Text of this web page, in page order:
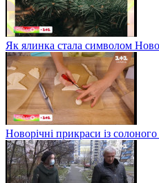
Як ялинка стала символом
Новорічні прикраси із солоного